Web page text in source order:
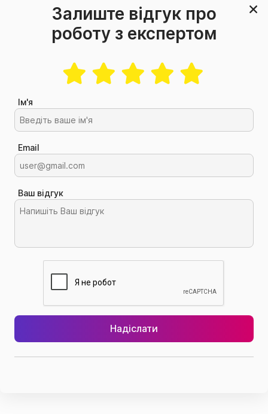
Залиште відгук про
роботу з експертом
Ім'я
Email
Ваш відгук
Надіслати